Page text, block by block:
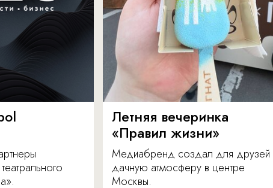
Летняя вечеринка
«Правил жизни»
Медиабренд создал для друзей
дачную атмосферу в центре
Москвы.